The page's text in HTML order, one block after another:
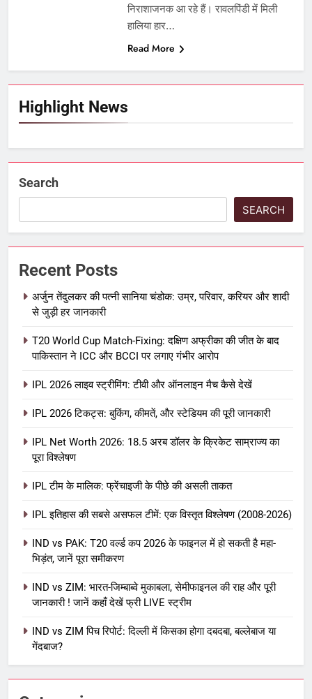
Highlight News
निराशाजनक आ रहे हैं। रावलपिंडी में मिली
हालिया हार…
Read More
Search
SEARCH
Recent Posts
अर्जुन तेंदुलकर की पत्नी सानिया चंडोक: उम्र, परिवार, करियर और शादी
से जुड़ी हर जानकारी
T20 World Cup Match-Fixing: दक्षिण अफ्रीका की जीत के बाद
पाकिस्तान ने ICC और BCCI पर लगाए गंभीर आरोप
IPL 2026 लाइव स्ट्रीमिंग: टीवी और ऑनलाइन मैच कैसे देखें
IPL 2026 टिकट्स: बुकिंग, कीमतें, और स्टेडियम की पूरी जानकारी
IPL Net Worth 2026: 18.5 अरब डॉलर के क्रिकेट साम्राज्य का
पूरा विश्लेषण
IPL टीम के मालिक: फ्रेंचाइजी के पीछे की असली ताकत
IPL इतिहास की सबसे असफल टीमें: एक विस्तृत विश्लेषण (2008-2026)
IND vs PAK: T20 वर्ल्ड कप 2026 के फाइनल में हो सकती है महा-
भिड़ंत, जानें पूरा समीकरण
IND vs ZIM: भारत-जिम्बाब्वे मुकाबला, सेमीफाइनल की राह और पूरी
जानकारी ! जानें कहाँ देखें फ्री LIVE स्ट्रीम
IND vs ZIM पिच रिपोर्ट: दिल्ली में किसका होगा दबदबा, बल्लेबाज या
गेंदबाज?
IPL Net Worth 2026: 18.5 अरब डॉलर
आईपीएल 2026 क्रिकेट
IPL टीम के मालिक: फ्रेंचाइजी के पीछे की
असली ताकत
आईपीएल 2026 क्रिकेट
IPL इतिहास की सबसे असफल टीमें: एक